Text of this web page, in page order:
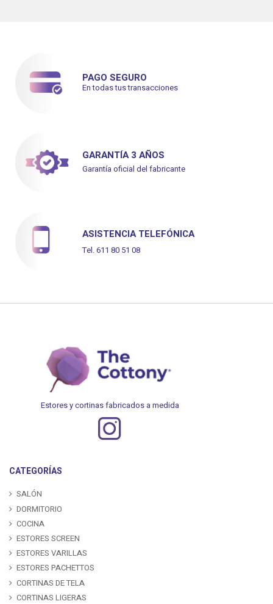
PAGO SEGURO
En todas tus transacciones
GARANTÍA 3 AÑOS
Garantía oficial del fabricante
ASISTENCIA TELEFÓNICA
Tel. 611 80 51 08
Estores y cortinas fabricados a medida
CATEGORÍAS
SALÓN
DORMITORIO
COCINA
ESTORES SCREEN
ESTORES VARILLAS
ESTORES PACHETTOS
CORTINAS DE TELA
CORTINAS LIGERAS